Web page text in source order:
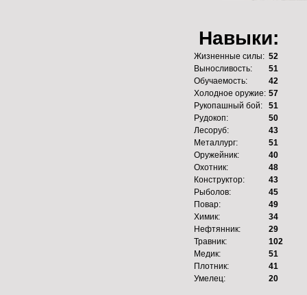
Навыки:
Жизненные силы: 52
Выносливость:
51
Обучаемость:
42
Холодное оружие: 57
Рукопашный бой:
51
Рудокоп:
50
Лесоруб:
43
Металлург:
51
Оружейник:
40
Охотник:
48
Конструктор:
43
Рыболов:
45
Повар:
49
Химик:
34
Нефтянник:
29
Травник:
102
Медик:
51
Плотник:
41
Умелец:
20